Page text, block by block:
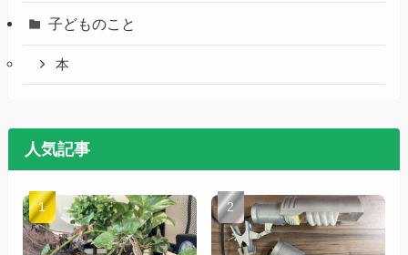
子どものこと
本
人気記事